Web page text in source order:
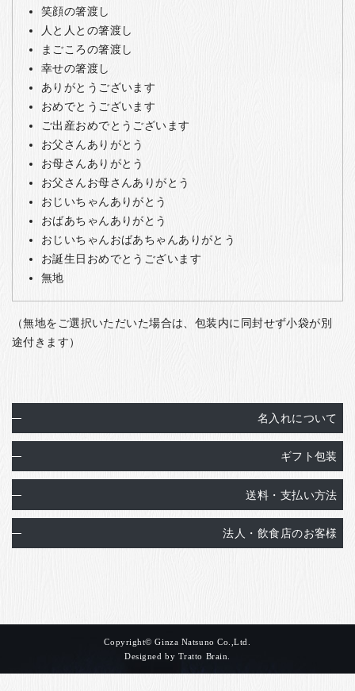
笑顔の箸渡し
人と人との箸渡し
まごころの箸渡し
幸せの箸渡し
ありがとうございます
おめでとうございます
ご出産おめでとうございます
お父さんありがとう
お母さんありがとう
お父さんお母さんありがとう
おじいちゃんありがとう
おばあちゃんありがとう
おじいちゃんおばあちゃんありがとう
お誕生日おめでとうございます
無地
（無地をご選択いただいた場合は、包装内に同封せず小袋が別
途付きます）
名入れについて
ギフト包装
送料・支払い方法
法人・飲食店のお客様
Copyright© Ginza Natsuno Co.,Ltd.
Designed by Tratto Brain.